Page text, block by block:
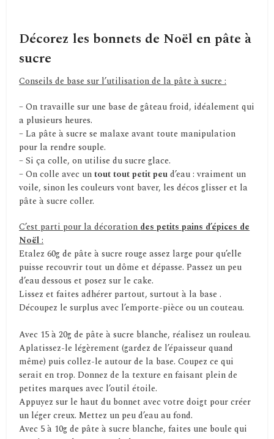
Décorez les bonnets de Noël en pâte à
sucre
Conseils de base sur l’utilisation de la pâte à sucre :
– On travaille sur une base de gâteau froid, idéalement qui
a plusieurs heures.
– La pâte à sucre se malaxe avant toute manipulation
pour la rendre souple.
– Si ça colle, on utilise du sucre glace.
– On colle avec untout tout petit peud’eau : vraiment un
voile, sinon les couleurs vont baver, les décos glisser et la
pâte à sucre coller.
C’est parti pour la décorationdes petits pains d’épices de
Noël:
Etalez 60g de pâte à sucre rouge assez large pour qu’elle
puisse recouvrir tout un dôme et dépasse. Passez un peu
d’eau dessous et posez sur le cake.
Lissez et faites adhérer partout, surtout à la base .
Découpez le surplus avec l’emporte-pièce ou un couteau.
Avec 15 à 20g de pâte à sucre blanche, réalisez un rouleau.
Aplatissez-le légèrement (gardez de l’épaisseur quand
même) puis collez-le autour de la base. Coupez ce qui
serait en trop. Donnez de la texture en faisant plein de
petites marques avec l’outil étoile.
Appuyez sur le haut du bonnet avec votre doigt pour créer
un léger creux. Mettez un peu d’eau au fond.
Avec 5 à 10g de pâte à sucre blanche, faites une boule qui